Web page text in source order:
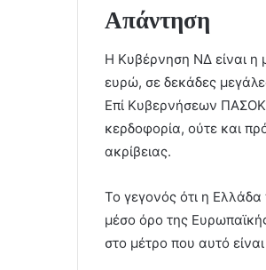
Απάντηση
Η Κυβέρνηση ΝΔ είναι η
ευρώ, σε δεκάδες
Επί Κυβερνήσεων ΠΑΣΟΚ,
κερδοφορία, ούτε και
ακρίβειας.
Το γεγονός ότι η Ελλάδα
μέσο όρο της
στο μέτρο που αυτό